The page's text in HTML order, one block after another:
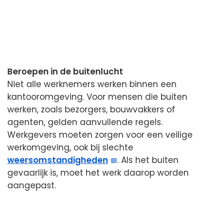
Beroepen in de buitenlucht
Niet alle werknemers werken binnen een
kantooromgeving. Voor mensen die buiten
werken, zoals bezorgers, bouwvakkers of
agenten, gelden aanvullende regels.
Werkgevers moeten zorgen voor een veilige
werkomgeving, ook bij slechte
weersomstandigheden
. Als het buiten
gevaarlijk is, moet het werk daarop worden
aangepast.